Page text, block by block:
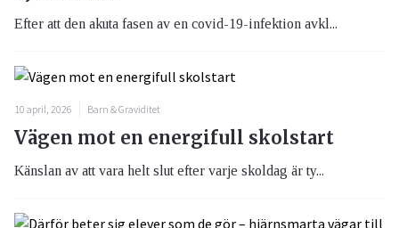
Efter att den akuta fasen av en covid-19-infektion avkl...
10 april, 2026 Barn & Graviditet
Vägen mot en energifull skolstart
Känslan av att vara helt slut efter varje skoldag är ty...